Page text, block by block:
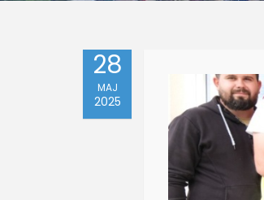
28
MAJ
2025